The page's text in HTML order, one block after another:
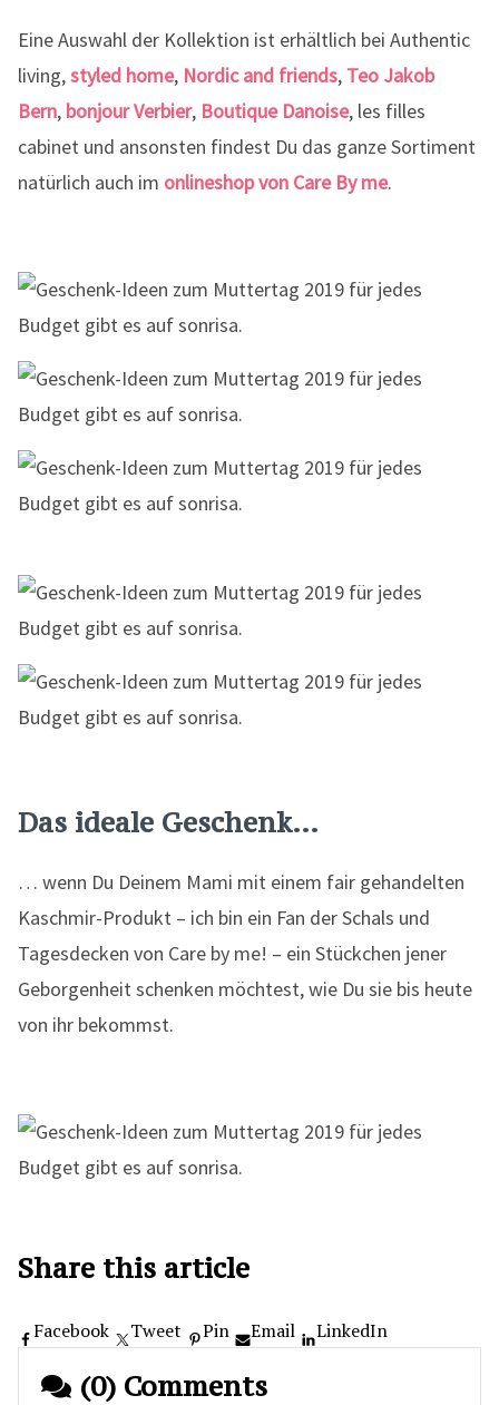
Eine Auswahl der Kollektion ist erhältlich bei Authentic
living,styled home, Nordic and friends, Teo Jakob
Bern, bonjour Verbier, Boutique Danoise, les filles
cabinet und ansonsten findest Du das ganze Sortiment
natürlich auch im onlineshop von Care By me.
Das ideale Geschenk…
… wenn Du Deinem Mami mit einem fair gehandelten
Kaschmir-Produkt – ich bin ein Fan der Schals und
Tagesdecken von Care by me! – ein Stückchen jener
Geborgenheit schenken möchtest, wie Du sie bis heute
von ihr bekommst.
Share this article
Facebook Tweet Pin Email LinkedIn
(0) Comments